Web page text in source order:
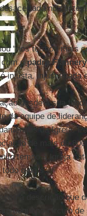
no
“nos termos mais
com opadre Flannery
injusta, injustificada
desde a sua
da equipe de
da Igreja.
de mais de
tempo à Igreja
o país”.
a descrição que
pequeno círculo